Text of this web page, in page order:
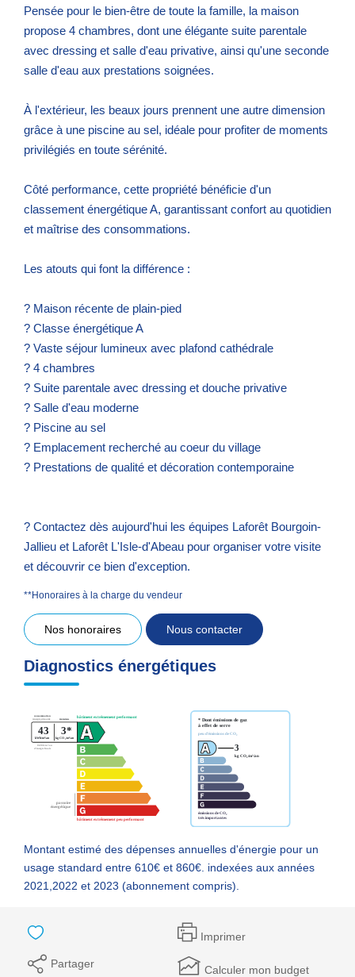
Pensée pour le bien-être de toute la famille, la maison
propose 4 chambres, dont une élégante suite parentale
avec dressing et salle d'eau privative, ainsi qu'une seconde
salle d'eau aux prestations soignées.
À l'extérieur, les beaux jours prennent une autre dimension
grâce à une piscine au sel, idéale pour profiter de moments
privilégiés en toute sérénité.
Côté performance, cette propriété bénéficie d'un
classement énergétique A, garantissant confort au quotidien
et maîtrise des consommations.
Les atouts qui font la différence :
? Maison récente de plain-pied
? Classe énergétique A
? Vaste séjour lumineux avec plafond cathédrale
? 4 chambres
? Suite parentale avec dressing et douche privative
? Salle d'eau moderne
? Piscine au sel
? Emplacement recherché au coeur du village
? Prestations de qualité et décoration contemporaine
? Contactez dès aujourd'hui les équipes Laforêt Bourgoin-
Jallieu et Laforêt L'Isle-d'Abeau pour organiser votre visite
et découvrir ce bien d'exception.
**Honoraires à la charge du vendeur
Nos honoraires Nous contacter
Diagnostics énergétiques
Montant estimé des dépenses annuelles d'énergie pour un
usage standard entre 610€ et 860€. indexées aux années
2021,2022 et 2023 (abonnement compris).
Imprimer
Partager Calculer mon budget